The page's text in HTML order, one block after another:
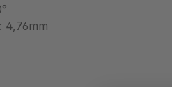
4,76mm